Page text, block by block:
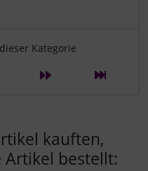
innerhalb
Kategorie
kauften,
Artikel bestellt: